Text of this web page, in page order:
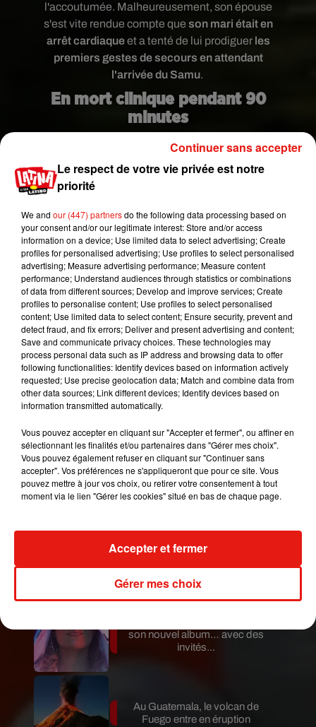
Publié : 4 mars 2020 à 17h35 par A.L.
l'accoutumée. Malheureusement, son épouse
s'est vite rendue compte que son mari était en
arrêt cardiaqueet a tenté de lui prodiguer les
premiers gestes de secours en attendant
l'arrivée du Samu.
En mort clinique pendant 90
minutes
Si les médecins ont tout tenté pour faire repartir le
cœur d'Alistair durant 90 longues minutes, ils ont
ensuite prévenu Melinda que cela ne marchait
pas. Mais surprise,
pendant une heure et demie" a recommencé à
battre. Un miracle ! Après avoir passé quatre jour
en soins intensifs, Alistair s'est complètement
remis de ses problèmes de santé. L’un des
médecins a d'ailleurs confié que tous avaient été
impressionnés parla résurrection de l'homme
En effet,après une mort clinique de longue durée,
le corps humain ne se remet généralement jamais
complètement, or Alistair n'a aujourd'hui aucune
séquelle de l'incident même s'il doit désormais
porter un stimulateur cardiaque.
Mundo Latino
Guatemala : l'éruption du volcan
de Fuego est terminée
Le fourmilier géant fait son retour
son nouvel album… avec des
invités...
Au Guatemala, le volcan de
Fuego entre en éruption
Le respect de votre vie privée est notre
priorité
We and our (447) partnersdo the following data processing based on
your consent and/or our legitimate interest: Store and/or access
information on a device; Use limited data to select advertising; Create
profiles for personalised advertising; Use profiles to select personalised
advertising; Measure advertising performance; Measure content
performance; Understand audiences through statistics or combinations
of data from different sources; Develop and improve services; Create
profiles to personalise content; Use profiles to select personalised
content; Use limited data to select content; Ensure security, prevent and
detect fraud, and fix errors; Deliver and present advertising and content;
Save and communicate privacy choices. These technologies may
process personal data such as IP address and browsing data to offer
following functionalities: Identify devices based on information actively
requested; Use precise geolocation data; Match and combine data from
other data sources; Link different devices; Identify devices based on
information transmitted automatically.
Vous pouvez accepter en cliquant sur "Accepter et fermer", ou affiner en
sélectionnant les finalités et/ou partenaires dans "Gérer mes choix".
Vous pouvez également refuser en cliquant sur "Continuer sans
accepter". Vos préférences ne s'appliqueront que pour ce site. Vous
pouvez mettre à jour vos choix, ou retirer votre consentement à tout
moment via le lien "Gérer les cookies" situé en bas de chaque page.
Gérer mes choix
Accepter et fermer
Continuer sans accepter